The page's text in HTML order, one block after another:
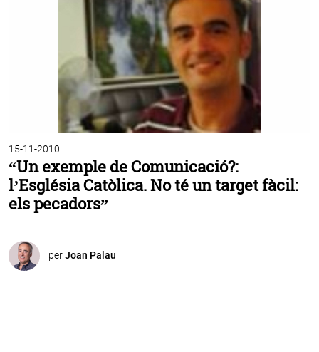
15-11-2010
“Un exemple de Comunicació?:
l’Església Catòlica. No té un target fàcil:
els pecadors”
perJoan Palau